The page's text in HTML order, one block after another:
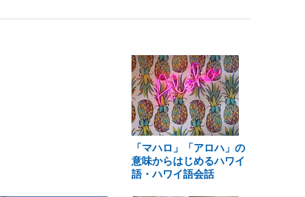
「マハロ」「アロハ」の
意味からはじめるハワイ
語・ハワイ語会話